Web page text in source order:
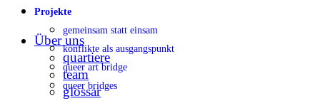
Projekte
gemeinsam statt einsam
konflikte als ausgangspunkt
queer art bridge
queer bridges
Über uns
quartiere
team
glossar